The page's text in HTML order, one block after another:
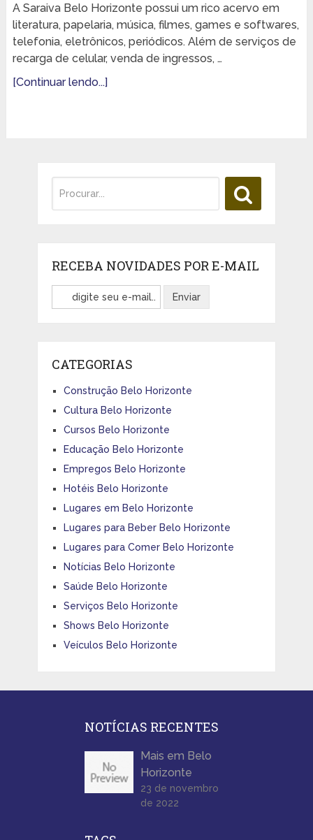
A Saraiva Belo Horizonte possui um rico acervo em
literatura, papelaria, música, filmes, games e softwares,
telefonia, eletrônicos, periódicos. Além de serviços de
recarga de celular, venda de ingressos, …
[Continuar lendo...]
RECEBA NOVIDADES POR E-MAIL
CATEGORIAS
Construção Belo Horizonte
Cultura Belo Horizonte
Cursos Belo Horizonte
Educação Belo Horizonte
Empregos Belo Horizonte
Hotéis Belo Horizonte
Lugares em Belo Horizonte
Lugares para Beber Belo Horizonte
Lugares para Comer Belo Horizonte
Notícias Belo Horizonte
Saúde Belo Horizonte
Serviços Belo Horizonte
Shows Belo Horizonte
Veículos Belo Horizonte
NOTÍCIAS RECENTES
Mais em Belo
Horizonte
23 de novembro
de 2022